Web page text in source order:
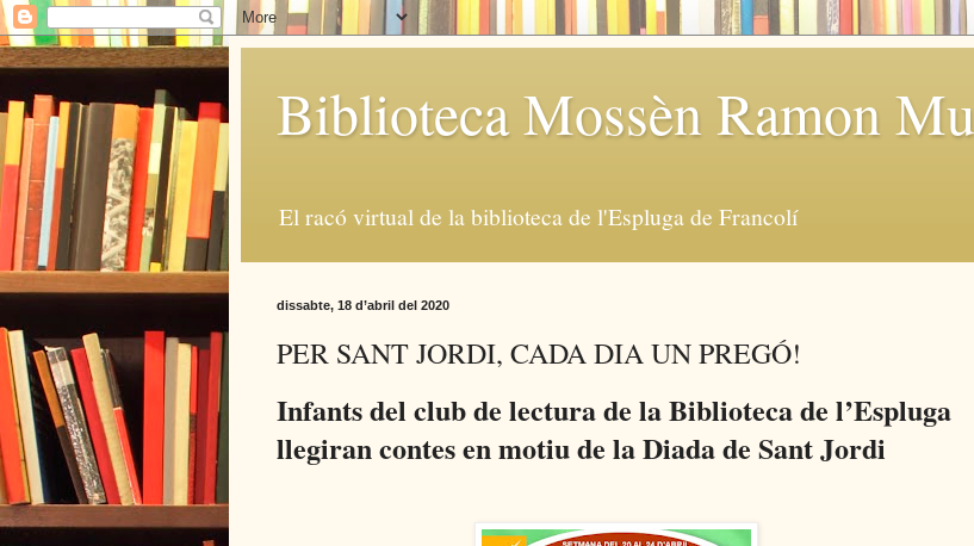
Biblioteca Mossèn Ramon
El racó virtual de la biblioteca de l'Espluga de Francolí
dissabte, 18 d’abril del 2020
PER SANT JORDI, CADA DIA UN PREGÓ!
Infants del club de lectura de la Biblioteca de l’Espluga
llegiran contes en motiu de la Diada de Sant Jordi